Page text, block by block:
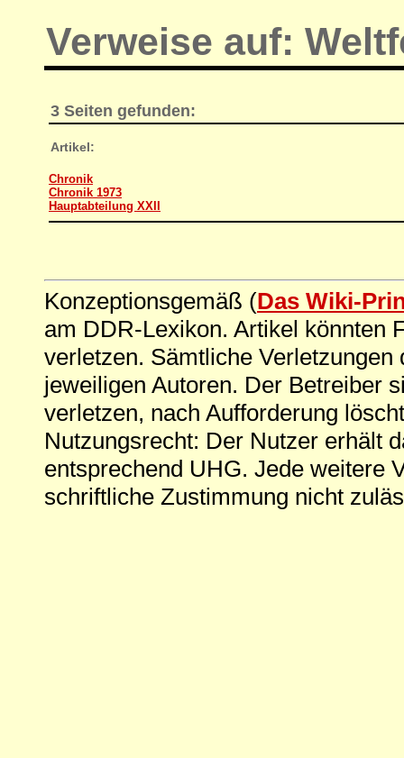
Verweise auf:
3 Seiten gefunden:
Artikel:
Chronik
Chronik 1973
Hauptabteilung XXII
Konzeptionsgemäß (Das Wiki-
am DDR-Lexikon. Artikel könnten
verletzen. Sämtliche
jeweiligen Autoren. Der Betreiber
verletzen, nach Aufforderung
Nutzungsrecht: Der Nutzer erhält
entsprechend UHG. Jede weitere
schriftliche Zustimmung nicht